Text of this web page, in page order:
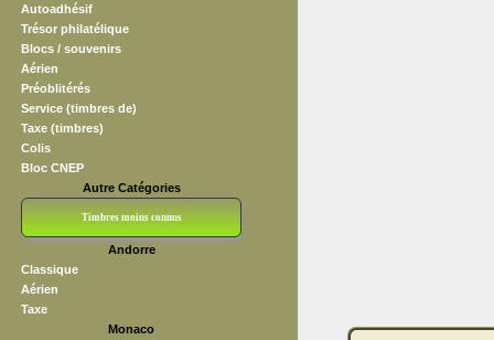
Autoadhésif
Trésor philatélique
Blocs / souvenirs
Aérien
Préoblitérés
Service (timbres de)
Taxe (timbres)
Colis
Bloc CNEP
Autre Catégories
Timbres moins connus
Andorre
Classique
Aérien
Taxe
Monaco